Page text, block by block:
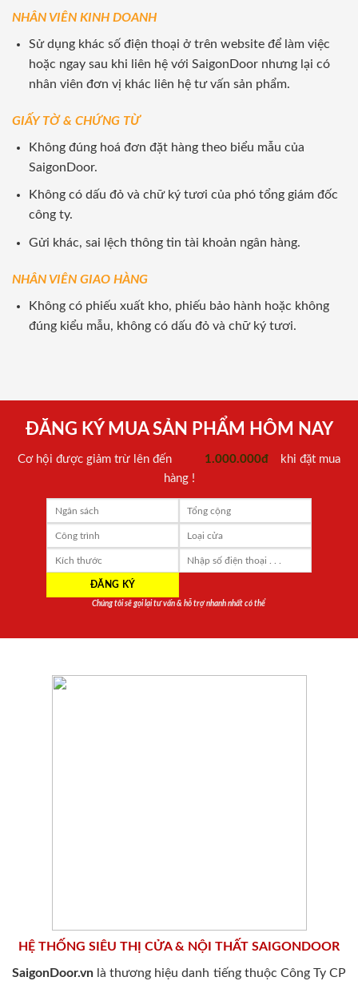
NHÂN VIÊN KINH DOANH
Sử dụng khác số điện thoại ở trên website để làm việc
hoặc ngay sau khi liên hệ với SaigonDoor nhưng lại có
nhân viên đơn vị khác liên hệ tư vấn sản phẩm.
GIẤY TỜ & CHỨNG TỪ
Không đúng hoá đơn đặt hàng theo biểu mẫu của
SaigonDoor.
Không có dấu đỏ và chữ ký tươi của phó tổng giám đốc
công ty.
Gửi khác, sai lệch thông tin tài khoản ngân hàng.
NHÂN VIÊN GIAO HÀNG
Không có phiếu xuất kho, phiếu bảo hành hoặc không
đúng kiểu mẫu, không có dấu đỏ và chữ ký tươi.
ĐĂNG KÝ MUA SẢN PHẨM HÔM NAY
Cơ hội được giảm trừ lên đến 1.000.000đ
khi đặt mua
hàng !
Chúng tôi sẽ gọi lại tư vấn & hỗ trợ nhanh nhất có thể
HỆ THỐNG SIÊU THỊ CỬA & NỘI THẤT SAIGONDOOR
SaigonDoor.vn là thương hiệu danh tiếng thuộc Công Ty CP